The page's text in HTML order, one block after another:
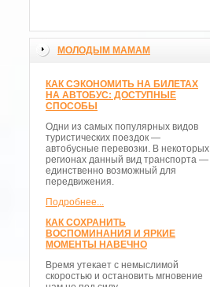
МОЛОДЫМ МАМАМ
КАК СЭКОНОМИТЬ НА БИЛЕТАХ
НА АВТОБУС: ДОСТУПНЫЕ
СПОСОБЫ
Одни из самых популярных видов
туристических поездок —
автобусные перевозки. В некоторых
регионах данный вид транспорта —
единственно возможный для
передвижения.
Подробнее...
КАК СОХРАНИТЬ
ВОСПОМИНАНИЯ И ЯРКИЕ
МОМЕНТЫ НАВЕЧНО
Время утекает с немыслимой
скоростью и остановить мгновение